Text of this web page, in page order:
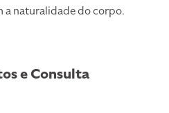
a naturalidade do corpo.
e Consulta